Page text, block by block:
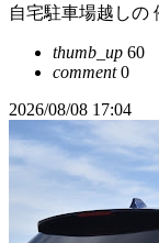
自宅駐車場越しの
thumb_up 60
comment0
2026/08/08 17:04